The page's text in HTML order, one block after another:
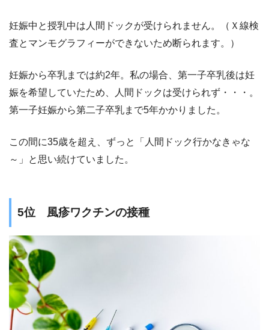
妊娠中と授乳中は人間ドックが受けられません。（Ｘ線検
査とマンモグラフィーができないため断られます。）
妊娠から卒乳までは約2年。私の場合、第一子卒乳後は妊
娠を希望していたため、人間ドックは受けられず・・・。
第一子妊娠から第二子卒乳まで5年かかりました。
この間に35歳を超え、ずっと「人間ドック行かなきゃな
～」と思い続けていました。
5位 風疹ワクチンの接種